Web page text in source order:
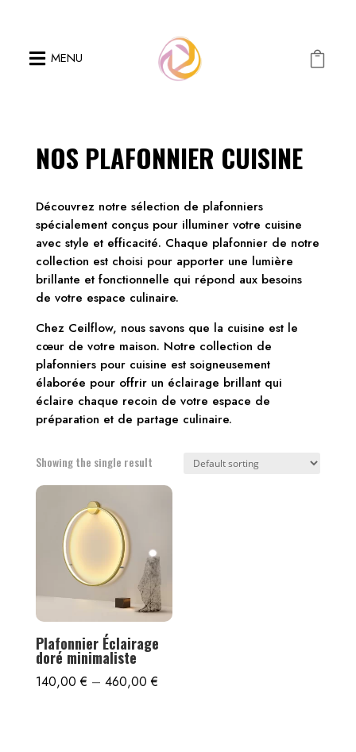
 MENU 
NOS PLAFONNIER CUISINE
Découvrez notre sélection de plafonniers
spécialement conçus pour illuminer votre cuisine
avec style et efficacité. Chaque plafonnier de notre
collection est choisi pour apporter une lumière
brillante et fonctionnelle qui répond aux besoins
de votre espace culinaire.
Chez Ceilflow, nous savons que la cuisine est le
cœur de votre maison. Notre collection de
plafonniers pour cuisine est soigneusement
élaborée pour offrir un éclairage brillant qui
éclaire chaque recoin de votre espace de
préparation et de partage culinaire.
Showing the single result
Plafonnier Éclairage
doré minimaliste
140,00€ – 460,00€